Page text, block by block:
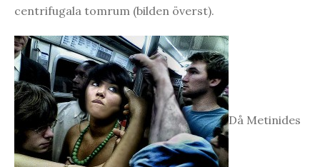
centrifugala tomrum (bilden överst).
Då Metinides